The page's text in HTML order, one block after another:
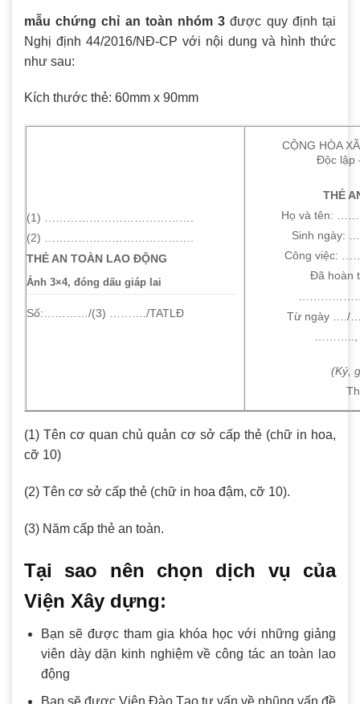
mẫu chứng chỉ an toàn nhóm 3được quy định tại
Nghị định 44/2016/NĐ-CP với nội dung và hình thức
như sau:
Kích thước thẻ: 60mm x 90mm
(1) ………………………………….
(2) ………………………………….
THẺ AN TOÀN LAO ĐỘNG
Ảnh 3×4, đóng dấu giáp lai
Số:…………/(3) ………./TATLĐ
CỘNG HÒA
Độc lập
THẺ
Họ và
Sinh
Công
Đã hoàn
Từ ngày …./
(Ký,
(1) Tên cơ quan chủ quản cơ sở cấp thẻ (chữ in hoa,
cỡ 10)
(2) Tên cơ sở cấp thẻ (chữ in hoa đậm, cỡ 10).
(3) Năm cấp thẻ an toàn.
Tại sao nên chọn dịch vụ của
Viện Xây dựng:
Bạn sẽ được tham gia khóa học với những giảng
viên dày dặn kinh nghiệm về công tác an toàn lao
động